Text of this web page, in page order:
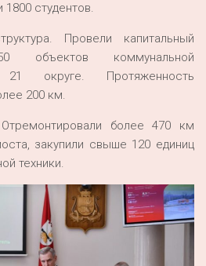
студентов.
Провели капитальный
объектов коммунальной
округе. Протяженность
200 км.
более 470 км
закупили свыше 120 единиц
техники.